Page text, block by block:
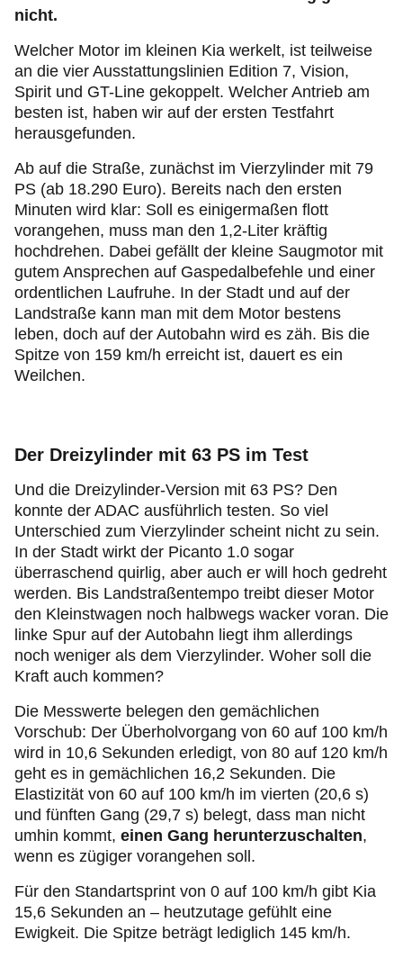
nicht.
Welcher Motor im kleinen Kia werkelt, ist teilweise
an die vier Ausstattungslinien Edition 7, Vision,
Spirit und GT-Line gekoppelt. Welcher Antrieb am
besten ist, haben wir auf der ersten Testfahrt
herausgefunden.
Ab auf die Straße, zunächst im Vierzylinder mit 79
PS (ab 18.290 Euro). Bereits nach den ersten
Minuten wird klar: Soll es einigermaßen flott
vorangehen, muss man den 1,2-Liter kräftig
hochdrehen. Dabei gefällt der kleine Saugmotor mit
gutem Ansprechen auf Gaspedalbefehle und einer
ordentlichen Laufruhe. In der Stadt und auf der
Landstraße kann man mit dem Motor bestens
leben, doch auf der Autobahn wird es zäh. Bis die
Spitze von 159 km/h erreicht ist, dauert es ein
Weilchen.
Der Dreizylinder mit 63 PS im Test
Und die Dreizylinder-Version mit 63 PS? Den
konnte der ADAC ausführlich testen. So viel
Unterschied zum Vierzylinder scheint nicht zu sein.
In der Stadt wirkt der Picanto 1.0 sogar
überraschend quirlig, aber auch er will hoch gedreht
werden. Bis Landstraßentempo treibt dieser Motor
den Kleinstwagen noch halbwegs wacker voran. Die
linke Spur auf der Autobahn liegt ihm allerdings
noch weniger als dem Vierzylinder. Woher soll die
Kraft auch kommen?
Die Messwerte belegen den gemächlichen
Vorschub: Der Überholvorgang von 60 auf 100 km/h
wird in 10,6 Sekunden erledigt, von 80 auf 120 km/h
geht es in gemächlichen 16,2 Sekunden. Die
Elastizität von 60 auf 100 km/h im vierten (20,6 s)
und fünften Gang (29,7 s) belegt, dass man nicht
umhin kommt, einen Gang herunterzuschalten,
wenn es zügiger vorangehen soll.
Für den Standartsprint von 0 auf 100 km/h gibt Kia
15,6 Sekunden an – heutzutage gefühlt eine
Ewigkeit. Die Spitze beträgt lediglich 145 km/h.